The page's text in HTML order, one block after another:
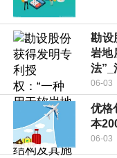
勘设
岩地
法”_
06-03
优格
本
06-03